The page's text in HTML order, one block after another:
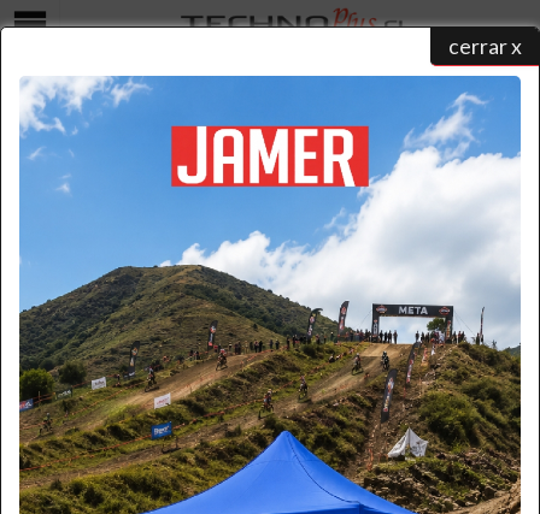
cerrar x
GENERADORES DE OZONO
home/catálogo de productos/ generadores de ozono